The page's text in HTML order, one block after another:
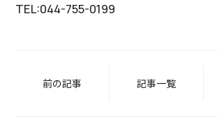
TEL:044-755-0199
前の記事 記事一覧